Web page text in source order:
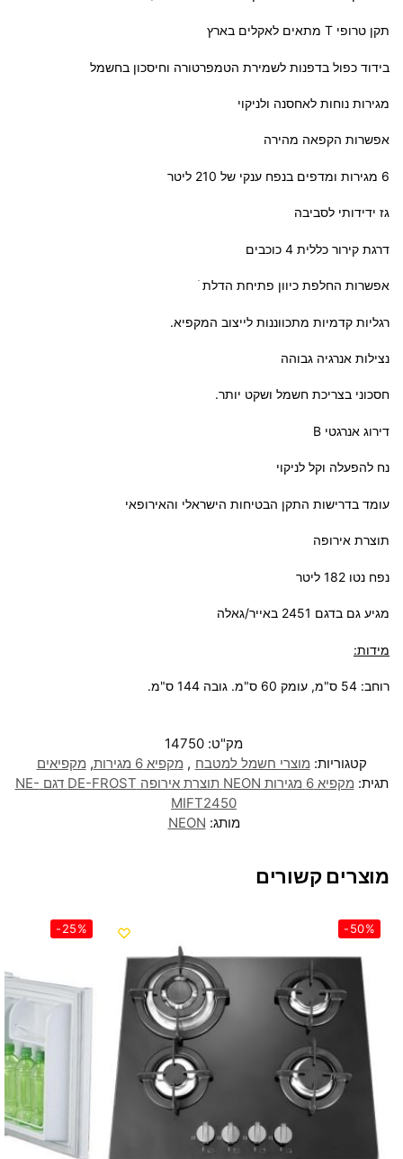
תקן טרופי T מתאים לאקלים בארץ
בידוד כפול בדפנות לשמירת הטמפרטורה וחיסכון בחשמל
מגירות נוחות לאחסנה ולניקוי
אפשרות הקפאה מהירה
6 מגירות ומדפים בנפח ענקי של 210 ליטר
גז ידידותי לסביבה
דרגת קירור כללית 4 כוכבים
אפשרות החלפת כיוון פתיחת הדלת ׁ
רגליות קדמיות מתכווננות לייצוב המקפיא.
נצילות אנרגיה גבוהה
חסכוני בצריכת חשמל ושקט יותר.
דירוג אנרגטי B
נח להפעלה וקל לניקוי
עומד בדרישות התקן הבטיחות הישראלי והאירופאי
תוצרת אירופה
נפח נטו 182 ליטר
מגיע גם בדגם 2451 באייר/גאלה
מידות:
רוחב: 54 ס"מ, עומק 60 ס"מ. גובה 144 ס"מ.
מק"ט: 14750
קטגוריות: מוצרי חשמל למטבח , מקפיא 6 מגירות , מקפיאים
תגית:
מקפיא 6 מגירות NEON תוצרת אירופה DE-FROST דגם NE-
MIFT2450
מותג: NEON
מוצרים קשורים
-50%
-25%